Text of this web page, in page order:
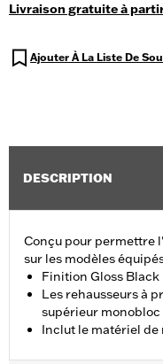
Livraison gratuite à
Ajouter À La Liste De
DESCRIPTION
Conçu pour permettre
sur les modèles
Finition Gloss Black
Les rehausseurs à
supérieur monobloc
Inclut le matériel de